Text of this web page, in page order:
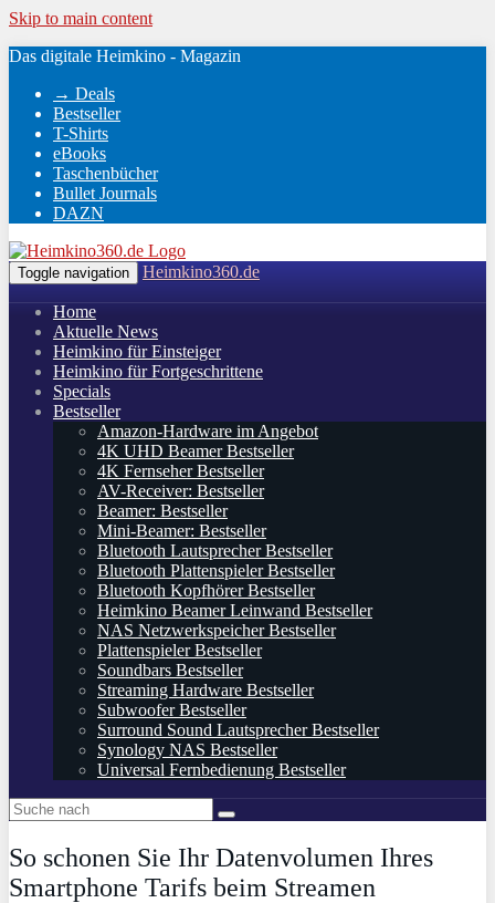
Skip to main content
Das digitale Heimkino - Magazin
→ Deals
Bestseller
T-Shirts
eBooks
Taschenbücher
Bullet Journals
DAZN
Toggle navigation Heimkino360.de
Home
Aktuelle News
Heimkino für Einsteiger
Heimkino für Fortgeschrittene
Specials
Bestseller
Amazon-Hardware im Angebot
4K UHD Beamer Bestseller
4K Fernseher Bestseller
AV-Receiver: Bestseller
Beamer: Bestseller
Mini-Beamer: Bestseller
Bluetooth Lautsprecher Bestseller
Bluetooth Plattenspieler Bestseller
Bluetooth Kopfhörer Bestseller
Heimkino Beamer Leinwand Bestseller
NAS Netzwerkspeicher Bestseller
Plattenspieler Bestseller
Soundbars Bestseller
Streaming Hardware Bestseller
Subwoofer Bestseller
Surround Sound Lautsprecher Bestseller
Synology NAS Bestseller
Universal Fernbedienung Bestseller
So schonen Sie Ihr Datenvolumen Ihres
Smartphone Tarifs beim Streamen